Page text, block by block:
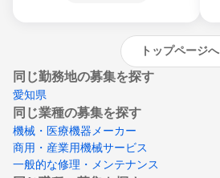
トップページへ
同じ勤務地の募集を探す
愛知県
同じ業種の募集を探す
機械・医療機器メーカー
商用・産業用機械サービス
一般的な修理・メンテナンス